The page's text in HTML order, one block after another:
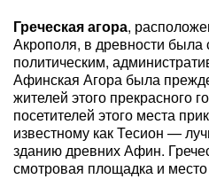
Греческая агора,
Акрополя, в древности была
политическим,
Афинская Агора была
жителей этого прекрасного
посетителей этого места
известному как Тесион —
зданию древних Афин.
смотровая площадка и